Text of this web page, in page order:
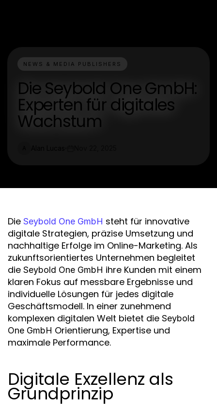
NEWS & MEDIA PUBLISHERS
Die Seybold One GmbH:
Experten für digitales
Wachstum
Die Seybold One GmbH steht für innovative
digitale Strategien, präzise Umsetzung und
nachhaltige Erfolge im Online-Marketing. Als
zukunftsorientiertes Unternehmen begleitet
die Seybold One GmbH ihre Kunden mit einem
klaren Fokus auf messbare Ergebnisse und
individuelle Lösungen für jedes digitale
Geschäftsmodell. In einer zunehmend
komplexen digitalen Welt bietet die Seybold
One GmbH Orientierung, Expertise und
maximale Performance.
Digitale Exzellenz als
Grundprinzip